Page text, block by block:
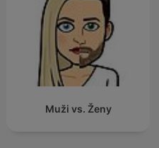
Muži vs. Ženy